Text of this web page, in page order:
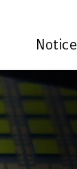
Notice